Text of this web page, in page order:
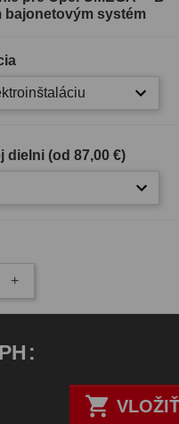
bajonetovým systém
dielni (od 87,00 €)
+

: